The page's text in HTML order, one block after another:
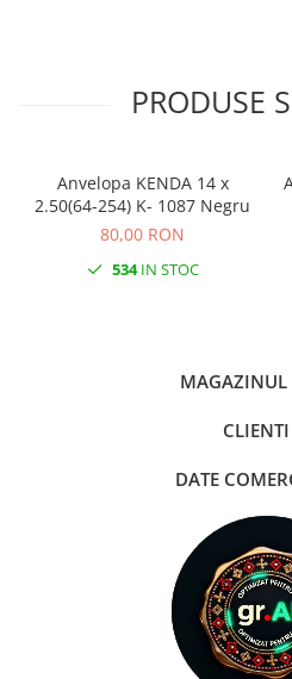
PRODUSE
Anvelopa KENDA 14 x
2.50(64-254) K- 1087 Negru
80,00 RON
534IN STOC
MAGAZINUL
CLIENTI
DATE